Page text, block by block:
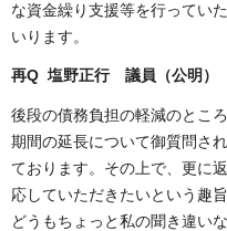
な資金繰り支援等を行ってい
いります。
再Q 塩野正行 議員（公明）
後段の債務負担の軽減のとこ
期間の延長について御質問さ
ております。その上で、更に
応していただきたいという趣
どうもちょっと私の聞き違い